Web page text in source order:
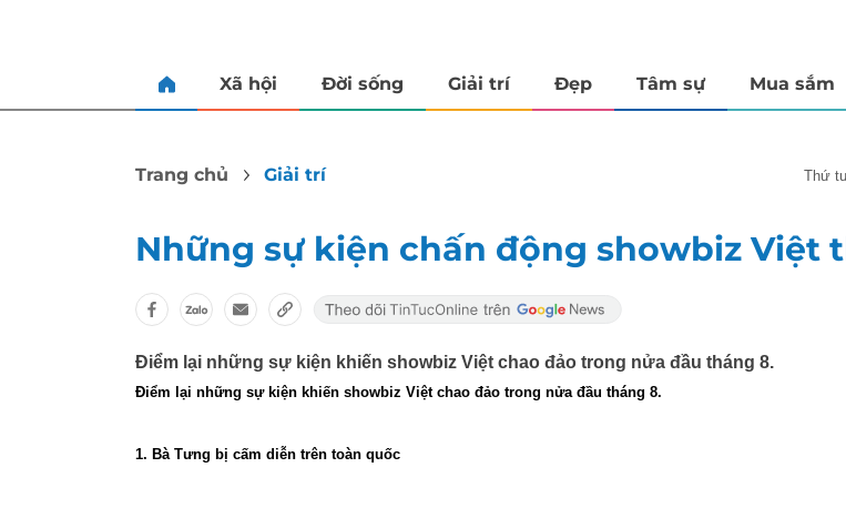
Xã hội Đời sống Giải trí Đẹp Tâm sự Mua sắm
Trang chủ Giải trí thứ
Những sự kiện chấn động showbiz Việt
Điểm lại những sự kiện khiến showbiz Việt chao đảo trong nửa đầu tháng 8.
Điểm lại những sự kiện khiến showbiz Việt chao đảo trong nửa đầu tháng 8.
1. Bà Tưng bị cấm diễn trên toàn quốc